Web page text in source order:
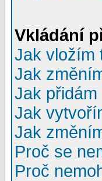
Vkládání
Jak vložím
Jak
Jak
Jak
Jak
Proč se
Proč